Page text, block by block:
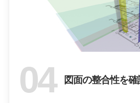
図面の整合性を